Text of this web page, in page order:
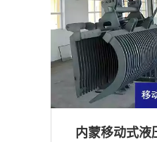
内蒙移动式液